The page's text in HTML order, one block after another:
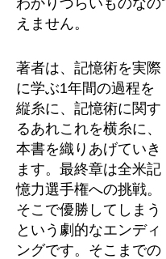
えません。
著者は、記憶術を実際
に学ぶ1年間の過程を
縦糸に、記憶術に関す
るあれこれを横糸に、
本書を織りあげていき
ます。最終章は全米記
憶力選手権への挑戦。
そこで優勝してしまう
という劇的なエンディ
ングです。そこまでの